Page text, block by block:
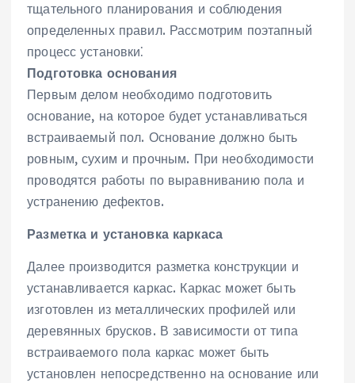
тщательного планирования и соблюдения
определенных правил. Рассмотрим поэтапный
процесс установки⁚
Подготовка основания
Первым делом необходимо подготовить
основание‚ на которое будет устанавливаться
встраиваемый пол. Основание должно быть
ровным‚ сухим и прочным. При необходимости
проводятся работы по выравниванию пола и
устранению дефектов.
Разметка и установка каркаса
Далее производится разметка конструкции и
устанавливается каркас. Каркас может быть
изготовлен из металлических профилей или
деревянных брусков. В зависимости от типа
встраиваемого пола каркас может быть
установлен непосредственно на основание или